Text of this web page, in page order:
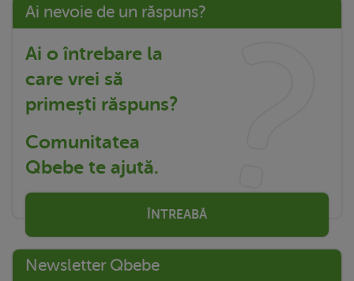
Ai nevoie de un răspuns?
Ai o întrebare la
care vrei să
primești răspuns?
Comunitatea
Qbebe te ajută.
ÎNTREABĂ
Newsletter Qbebe